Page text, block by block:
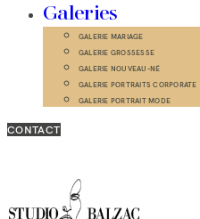
Galeries
GALERIE MARIAGE
GALERIE GROSSESSE
GALERIE NOUVEAU-NÉ
GALERIE PORTRAITS CORPORATE
GALERIE PORTRAIT MODE
CONTACT